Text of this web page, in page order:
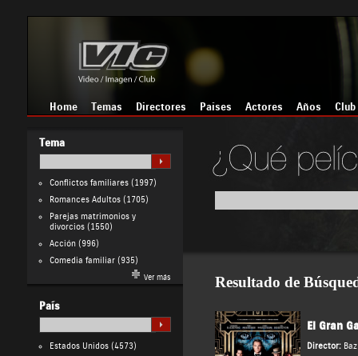
Home Temas Directores Países Actores Años Club
Tema
Conflictos familiares(1997)
Romances Adultos(1705)
Parejas matrimonios y
divorcios(1550)
Acción(996)
Comedia familiar(935)
Ver más
País
Estados Unidos(4573)
Resultado de
El Gran
Director: